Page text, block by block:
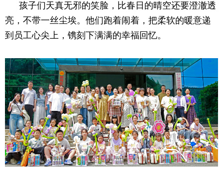
孩子们天真无邪的笑脸，比春日的晴空还要澄澈透
亮，不带一丝尘埃。他们跑着闹着，把柔软的暖意递
到员工心尖上，镌刻下满满的幸福回忆。